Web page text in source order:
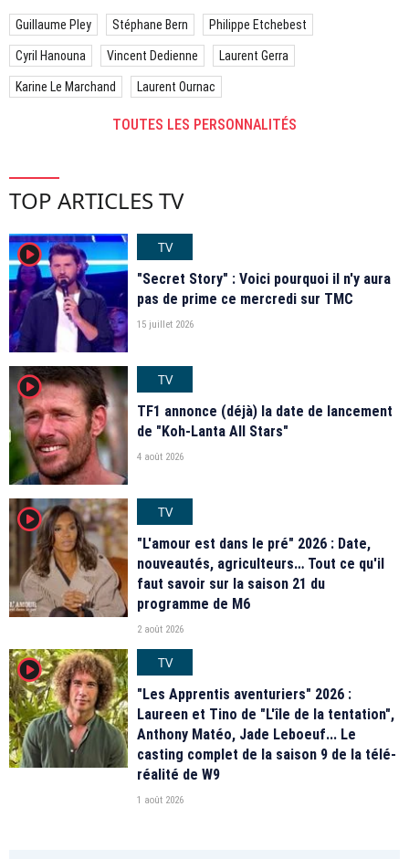
Guillaume Pley Stéphane Bern Philippe Etchebest
Cyril Hanouna Vincent Dedienne Laurent Gerra
Karine Le Marchand Laurent Ournac
TOUTES LES PERSONNALITÉS
TOP ARTICLES TV
player2
TV
"Secret Story" : Voici pourquoi il n'y aura
pas de prime ce mercredi sur TMC
15 juillet 2026
player2
TV
TF1 annonce (déjà) la date de lancement
de "Koh-Lanta All Stars"
4 août 2026
player2
TV
"L'amour est dans le pré" 2026 : Date,
nouveautés, agriculteurs… Tout ce qu'il
faut savoir sur la saison 21 du
programme de M6
2 août 2026
player2
TV
"Les Apprentis aventuriers" 2026 :
Laureen et Tino de "L'île de la tentation",
Anthony Matéo, Jade Leboeuf... Le
casting complet de la saison 9 de la télé-
réalité de W9
1 août 2026